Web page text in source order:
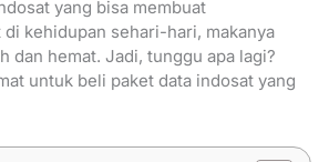
yang bisa membuat
kehidupan sehari-hari, makanya
dan hemat. Jadi, tunggu apa lagi?
untuk beli paket data indosat yang